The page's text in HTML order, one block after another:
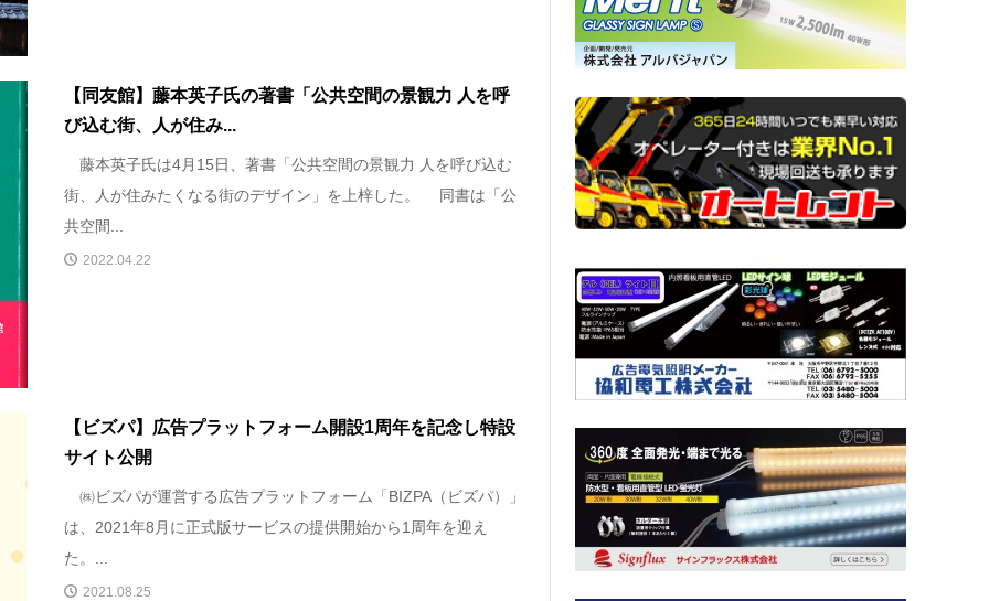
【同友館】藤本英子氏の著書「公共空間の景観力 人を呼
び込む街、人が住み...
藤本英子氏は4月15日、著書「公共空間の景観力 人を呼び込む
街、人が住みたくなる街のデザイン」を上梓した。 同書は「公
共空間...
2022.04.22
【ビズパ】広告プラットフォーム開設1周年を記念し特設
サイト公開
㈱ビズパが運営する広告プラットフォーム「BIZPA（ビズパ）」
は、2021年8月に正式版サービスの提供開始から1周年を迎え
た。...
2021.08.25